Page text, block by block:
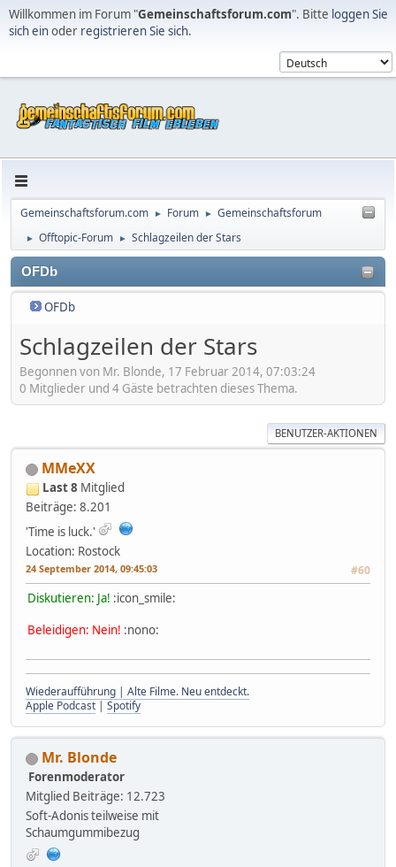
Willkommen im Forum "Gemeinschaftsforum.com". Bitte loggen Sie
sich einoder registrieren Sie sich.
Gemeinschaftsforum.com ► Forum ► Gemeinschaftsforum
► Offtopic-Forum ► Schlagzeilen der Stars
OFDb
OFDb
Schlagzeilen der Stars
Begonnen von Mr. Blonde, 17 Februar 2014, 07:03:24
0 Mitglieder und 4 Gäste betrachten dieses Thema.
BENUTZER-AKTIONEN
MMeXX
Last 8 Mitglied
Beiträge: 8.201
'Time is luck.'
Location: Rostock
24 September 2014, 09:45:03 #60
Diskutieren: Ja! :icon_smile:
Beleidigen: Nein! :nono:
Wiederaufführung | Alte Filme. Neu entdeckt.
Apple Podcast | Spotify
Mr. Blonde
Forenmoderator
Mitglied Beiträge: 12.723
Soft-Adonis teilweise mit
Schaumgummibezug